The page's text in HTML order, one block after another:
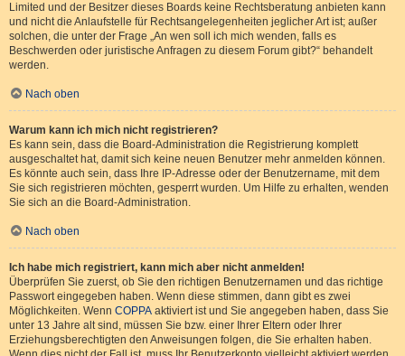
Limited und der Besitzer dieses Boards keine Rechtsberatung anbieten kann
und nicht die Anlaufstelle für Rechtsangelegenheiten jeglicher Art ist; außer
solchen, die unter der Frage „An wen soll ich mich wenden, falls es
Beschwerden oder juristische Anfragen zu diesem Forum gibt?“ behandelt
werden.
Nach oben
Warum kann ich mich nicht registrieren?
Es kann sein, dass die Board-Administration die Registrierung komplett
ausgeschaltet hat, damit sich keine neuen Benutzer mehr anmelden können.
Es könnte auch sein, dass Ihre IP-Adresse oder der Benutzername, mit dem
Sie sich registrieren möchten, gesperrt wurden. Um Hilfe zu erhalten, wenden
Sie sich an die Board-Administration.
Nach oben
Ich habe mich registriert, kann mich aber nicht anmelden!
Überprüfen Sie zuerst, ob Sie den richtigen Benutzernamen und das richtige
Passwort eingegeben haben. Wenn diese stimmen, dann gibt es zwei
Möglichkeiten. Wenn COPPA aktiviert ist und Sie angegeben haben, dass Sie
unter 13 Jahre alt sind, müssen Sie bzw. einer Ihrer Eltern oder Ihrer
Erziehungsberechtigten den Anweisungen folgen, die Sie erhalten haben.